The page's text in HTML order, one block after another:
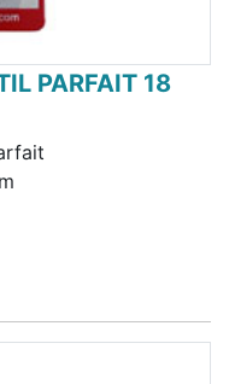
PARFAIT 18